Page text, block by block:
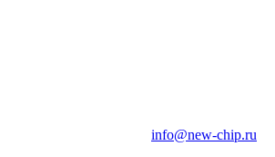
info@new-chip.ru